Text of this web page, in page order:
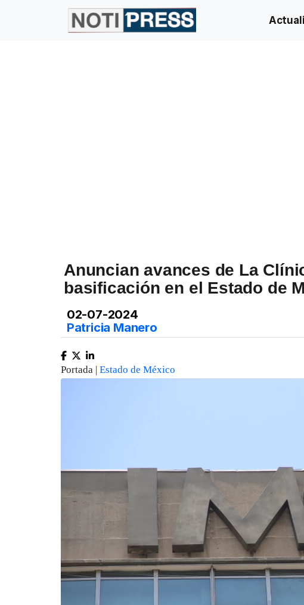
Anuncian avances de La
basificación en el Estado de
02-07-2024
Patricia Manero
Portada | Estado de México